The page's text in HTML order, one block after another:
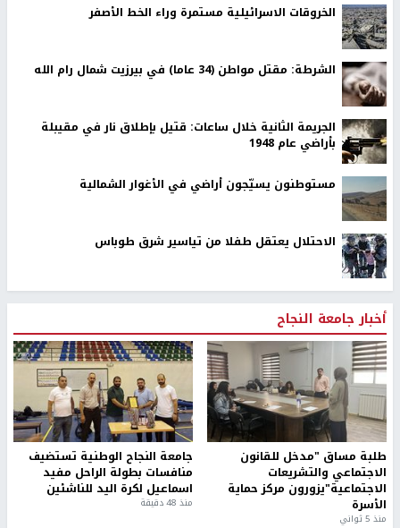
الخروقات الاسرائيلية مستمرة وراء الخط الأصفر
الشرطة: مقتل مواطن (34 عاما) في بيرزيت شمال رام الله
الجريمة الثانية خلال ساعات: قتيل بإطلاق نار في مقيبلة
بأراضي عام 1948
مستوطنون يسيّجون أراضي في الأغوار الشمالية
الاحتلال يعتقل طفلا من تياسير شرق طوباس
أخبار جامعة النجاح
طلبة مساق "مدخل للقانون
الاجتماعي والتشريعات
الاجتماعية"يزورون مركز حماية
الأسرة
منذ 5 ثواني
جامعة النجاح الوطنية تستضيف
منافسات بطولة الراحل مفيد
اسماعيل لكرة اليد للناشئين
منذ 48 دقيقة